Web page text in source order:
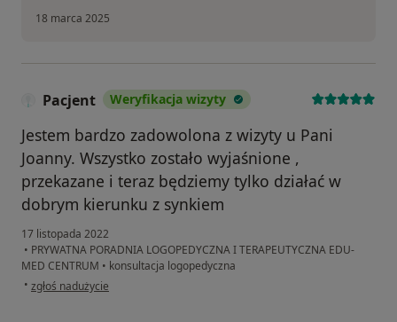
18 marca 2025
Pacjent Weryfikacja wizyty
Jestem bardzo zadowolona z wizyty u Pani
Joanny. Wszystko zostało wyjaśnione ,
przekazane i teraz będziemy tylko działać w
dobrym kierunku z synkiem
17 listopada 2022
• PRYWATNA PORADNIA LOGOPEDYCZNA I TERAPEUTYCZNA EDU-
MED CENTRUM • konsultacja logopedyczna
• w opinii użytkownika Pacjent
zgłoś nadużycie